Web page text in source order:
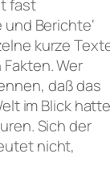
fast
Berichte‘
kurze
Wer
daß das
im Blick
Sich der
nicht,